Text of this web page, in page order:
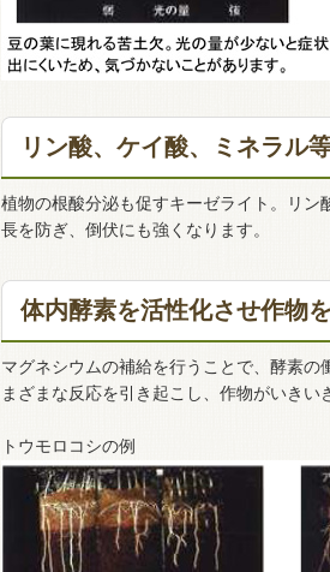
リン酸、ケイ酸、ミネラル
植物の根酸分泌も促すキーゼライト。リ
長を防ぎ、倒伏にも強くなります。
体内酵素を活性化させ作物
マグネシウムの補給を行うことで、酵素
まざまな反応を引き起こし、作物がいきい
トウモロコシの例